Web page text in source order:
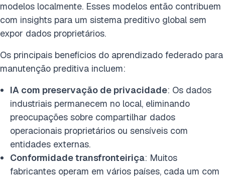
modelos localmente. Esses modelos então contribuem
com insights para um sistema preditivo global sem
expor dados proprietários.
Os principais benefícios do aprendizado federado para
manutenção preditiva incluem:
IA com preservação de privacidade: Os dados
industriais permanecem no local, eliminando
preocupações sobre compartilhar dados
operacionais proprietários ou sensíveis com
entidades externas.
Conformidade transfronteiriça: Muitos
fabricantes operam em vários países, cada um com